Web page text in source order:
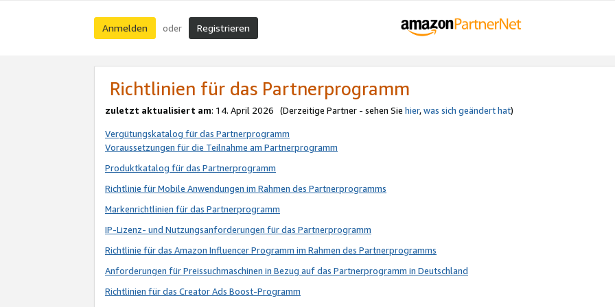
Anmelden oder Registrieren
Richtlinien für das Partnerprogramm
zuletzt aktualisiert am: 14. April 2026 (Derzeitige Partner - sehen Sie hier,was sich geändert hat)
Vergütungskatalog für das Partnerprogramm
Voraussetzungen für die Teilnahme am Partnerprogramm
Produktkatalog für das Partnerprogramm
Richtlinie für Mobile Anwendungen im Rahmen des Partnerprogramms
Markenrichtlinien für das Partnerprogramm
IP-Lizenz- und Nutzungsanforderungen für das Partnerprogramm
Richtlinie für das Amazon Influencer Programm im Rahmen des Partnerprogramms
Anforderungen für Preissuchmaschinen in Bezug auf das Partnerprogramm in Deutschland
Richtlinien für das Creator Ads Boost-Programm